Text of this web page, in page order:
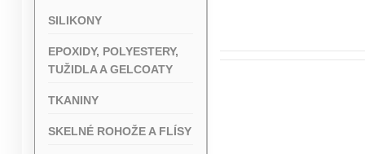
SILIKONY
EPOXIDY, POLYESTERY,
TUŽIDLA A GELCOATY
TKANINY
SKELNÉ ROHOŽE A FLÍSY